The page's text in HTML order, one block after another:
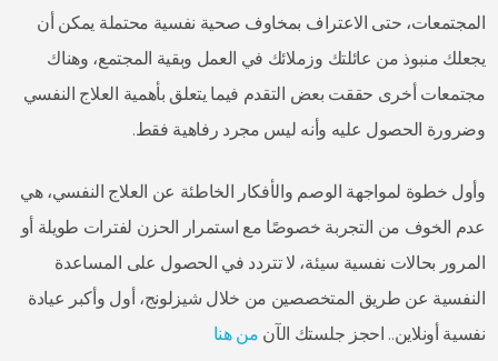
المجتمعات، حتى الاعتراف بمخاوف صحية نفسية محتملة يمكن أن
يجعلك منبوذ من عائلتك وزملائك في العمل وبقية المجتمع، وهناك
مجتمعات أخرى حققت بعض التقدم فيما يتعلق بأهمية العلاج النفسي
وضرورة الحصول عليه وأنه ليس مجرد رفاهية فقط.
وأول خطوة لمواجهة الوصم والأفكار الخاطئة عن العلاج النفسي، هي
عدم الخوف من التجربة خصوصًا مع استمرار الحزن لفترات طويلة أو
المرور بحالات نفسية سيئة، لا تتردد في الحصول على المساعدة
النفسية عن طريق المتخصصين من خلال شيزلونج، أول وأكبر عيادة
نفسية أونلاين.. احجز جلستك الآن من هنا